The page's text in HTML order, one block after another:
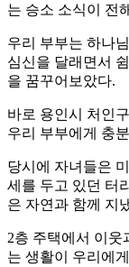
는 승소 소식이 전
우리 부부는 하나
심신을 달래면서
을 꿈꾸어보았다.
바로 용인시 처인
우리 부부에게 충
당시에 자녀들은
세를 두고 있던 터
은 자연과 함께 지
2층 주택에서 이웃
는 생활이 우리에